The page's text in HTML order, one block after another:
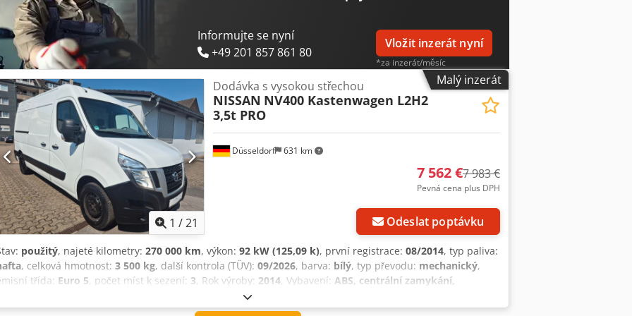
Informujte se nyní
+49 201 857 861 80
Vložit inzerát nyní
*za inzerát/měsíc
Malý inzerát
1 /21
Düsseldorf 631 km
Dodávka s vysokou střechou
NISSAN NV400 Kastenwagen L2H2
3,5t PRO
7 562 €7 983 €
Pevná cena plus DPH
Odeslat poptávku
použitý, najeté kilometry: 270 000 km, výkon: 92 kW (125,09 k), první registrace: 08/2014, typ paliva:
, celková hmotnost: 3 500 kg, další kontrola (TÜV): 09/2026, barva: bílý, typ převodu: mechanický,
třída: Euro 5, počet míst k sezení: 3, Rok výroby: 2014, Vybavení: ABS, centrální zamykání,
, Nissan NV 400, dodávka L2/H2 Německé vozidlo Špičkový stav Tažné zařízení AHK,
2500 kg Regálový systém Dcedpfx Agezfu Ttsrok STK a technická kontrola na přání, provedena...